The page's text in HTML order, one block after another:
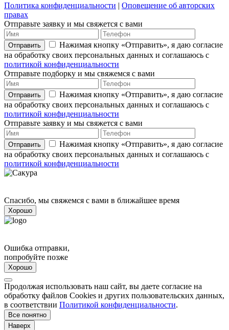
Политика конфиденциальности | Оповещение об авторских
правах
Отправьте заявку и мы свяжется с вами
Отправить
Нажимая кнопку «Отправить», я даю согласие
на обработку своих персональных данных и соглашаюсь с
политикой конфиденциальности
Отправьте подборку и мы свяжемся с вами
Отправить
Нажимая кнопку «Отправить», я даю согласие
на обработку своих персональных данных и соглашаюсь с
политикой конфиденциальности
Отправьте заявку и мы свяжется с вами
Отправить
Нажимая кнопку «Отправить», я даю согласие
на обработку своих персональных данных и соглашаюсь с
политикой конфиденциальности
Спасибо, мы свяжемся с вами в ближайшее время
Хорошо
Ошибка отправки,
попробуйте позже
Хорошо
Продолжая использовать наш сайт, вы даете согласие на
обработку файлов Cookies и других пользовательских данных,
в соответствии Политикой конфиденциальности.
Все понятно
Наверх